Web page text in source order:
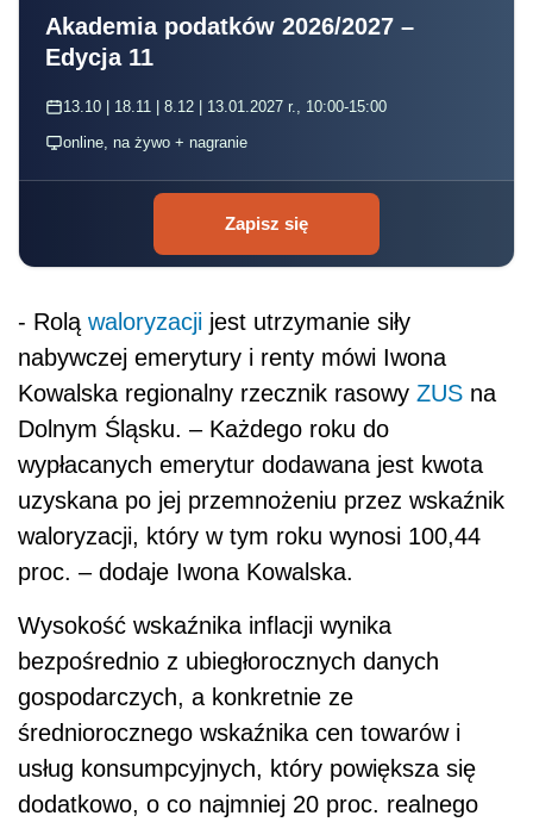
Akademia podatków 2026/2027 –
Edycja 11
13.10 | 18.11 | 8.12 | 13.01.2027 r., 10:00-15:00
online, na żywo + nagranie
Zapisz się
- Rolą waloryzacji jest utrzymanie siły
nabywczej emerytury i renty mówi Iwona
Kowalska regionalny rzecznik rasowy ZUS na
Dolnym Śląsku. – Każdego roku do
wypłacanych emerytur dodawana jest kwota
uzyskana po jej przemnożeniu przez wskaźnik
waloryzacji, który w tym roku wynosi 100,44
proc. – dodaje Iwona Kowalska.
Wysokość wskaźnika inflacji wynika
bezpośrednio z ubiegłorocznych danych
gospodarczych, a konkretnie ze
średniorocznego wskaźnika cen towarów i
usług konsumpcyjnych, który powiększa się
dodatkowo, o co najmniej 20 proc. realnego